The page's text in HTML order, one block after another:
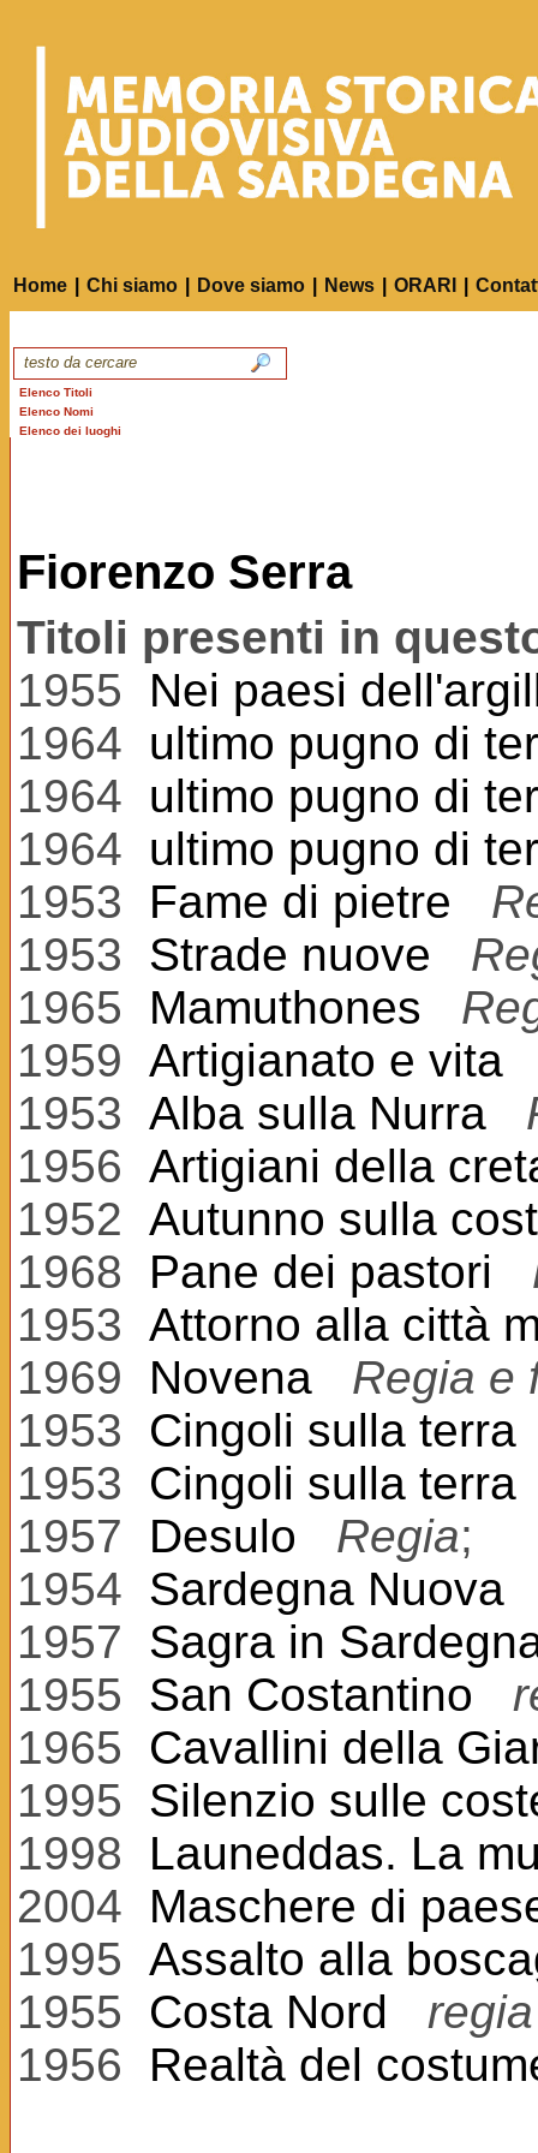
Home Chi siamo Dove siamo News ORARI
Elenco Titoli
Elenco Nomi
Elenco dei luoghi
Fiorenzo Serra
Titoli presenti in
1955 Nei paesi
1964 ultimo pugno di
1964 ultimo pugno di
1964 ultimo pugno di
1953 Fame di pietre
1953 Strade nuove
1965 Mamuthones
1959 Artigianato e vita
1953 Alba sulla Nurra
1956 Artigiani della
1952 Autunno sulla
1968 Pane dei pastori
1953 Attorno alla città
1969 Novena
Regia e
1953 Cingoli sulla terra
1953 Cingoli sulla terra
1957 Desulo Regia;
1954 Sardegna Nuova
1957 Sagra in
1955 San Costantino
1965 Cavallini della
1995 Silenzio sulle
1998 Launeddas. La
2004 Maschere di
1995 Assalto alla
1955 Costa Nord
1956 Realtà del